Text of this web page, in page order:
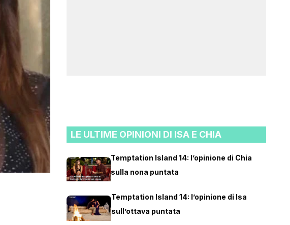
LE ULTIME OPINIONI DI ISA E CHIA
Temptation Island 14: l’opinione di Chia
sulla nona puntata
Temptation Island 14: l’opinione di Isa
sull’ottava puntata